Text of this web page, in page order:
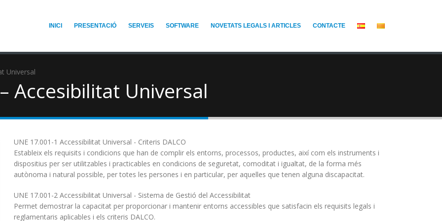
INICI PRESENTACIÓ SERVEIS SOFTWARE NOVETATS LEGALS I ARTICLES CONTACTE
Universal
Accesibilitat Universal
UNE 17.001-1 Accessibilitat Universal - Criteris DALCO
Estableix els requisits i condicions que han de complir els entorns, processos, productes, així com els instruments i
dispositius per ser utilitzables i practicables en condicions de seguretat, comoditat i igualtat, de la forma més
autònoma i natural possible, per totes les persones i en particular, per aquelles que tenen alguna discapacitat.
UNE 17.001-2 Accessibilitat Universal - Sistema de Gestió del Accessibilitat
Permet demostrar la capacitat per proporcionar i mantenir entorns accessibles que satisfacin els requisits legals i
reglamentaris aplicables i els criteris DALCO.